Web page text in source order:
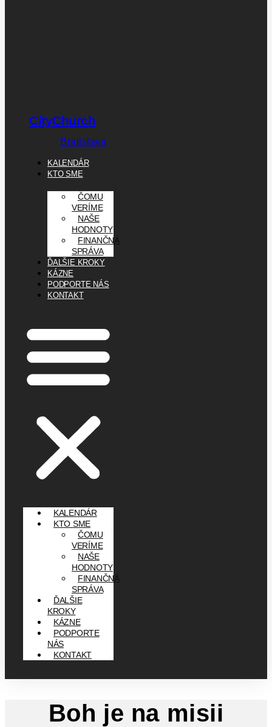
CityChurch
Bratislava
KALENDÁR
KTO SME
ČOMU
VERÍME
NAŠE
HODNOTY
FINANČNÁ
SPRÁVA
ĎALŠIE KROKY
KÁZNE
PODPORTE NÁS
KONTAKT
KALENDÁR
KTO SME
ČOMU
VERÍME
NAŠE
HODNOTY
FINANČNÁ
SPRÁVA
ĎALŠIE
KROKY
KÁZNE
PODPORTE
NÁS
KONTAKT
Boh je na misii